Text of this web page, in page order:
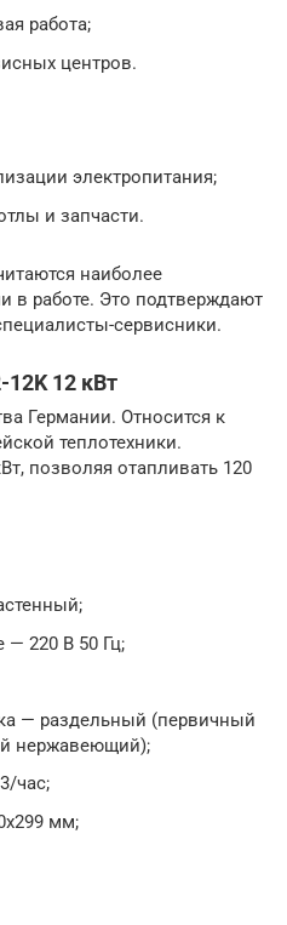
работа;
центров.
электропитания;
и запчасти.
наиболее
работе. Это подтверждают
сервисники.
12K 12 кВт
Германии. Относится к
теплотехники.
позволяя отапливать 120
— 220 В 50 Гц;
— раздельный (первичный
нержавеющий);
час;
мм;